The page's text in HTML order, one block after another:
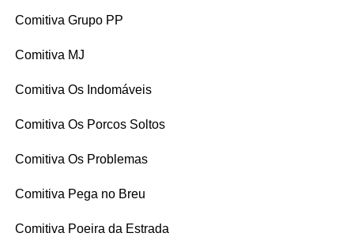
Comitiva Grupo PP
Comitiva MJ
Comitiva Os Indomáveis
Comitiva Os Porcos Soltos
Comitiva Os Problemas
Comitiva Pega no Breu
Comitiva Poeira da Estrada